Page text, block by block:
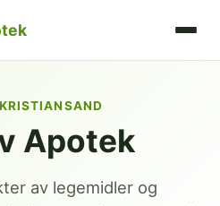
Apotek
av legemidler og